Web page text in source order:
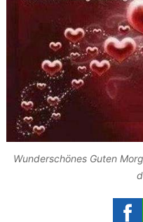
Wunderschönes Guten